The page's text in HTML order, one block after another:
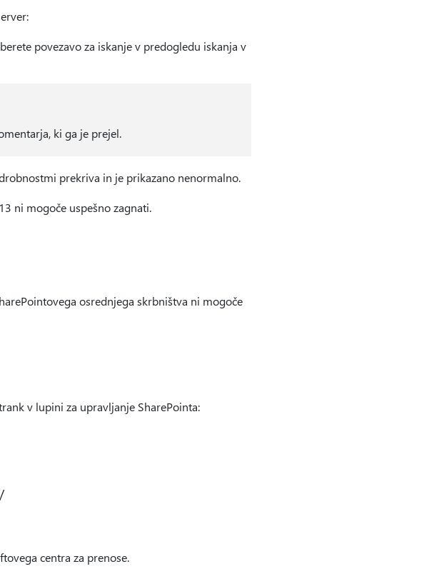
povezavo za iskanje v predogledu iskanja v
ki ga je prejel.
prekriva in je prikazano nenormalno.
ni mogoče uspešno zagnati.
osrednjega skrbništva ni mogoče
v lupini za upravljanje SharePointa:
centra za prenose.